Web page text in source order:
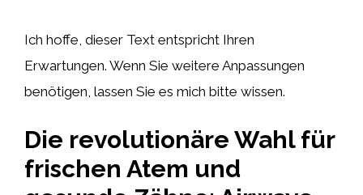
Ich hoffe, dieser Text entspricht Ihren
Erwartungen. Wenn Sie weitere Anpassungen
benötigen, lassen Sie es mich bitte wissen.
Die revolutionäre Wahl für
frischen Atem und